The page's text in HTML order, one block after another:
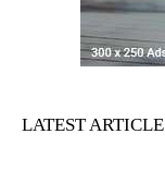
LATEST